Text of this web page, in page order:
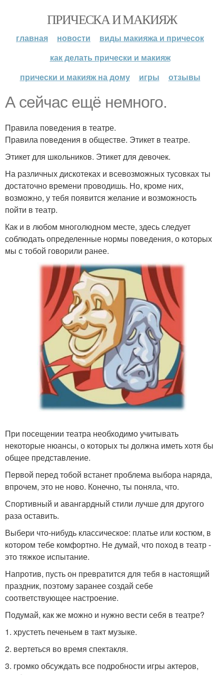
ПРИЧЕСКА И МАКИЯЖ
главная новости
виды макияжа и причесок
как делать прически и макияж
прически и макияж на дому
игры отзывы
А сейчас ещё немного.
Правила поведения в театре.
Правила поведения в обществе. Этикет в театре.
Этикет для школьников. Этикет для девочек.
На различных дискотеках и всевозможных тусовках ты
достаточно времени проводишь. Но, кроме них,
возможно, у тебя появится желание и возможность
пойти в театр.
Как и в любом многолюдном месте, здесь следует
соблюдать определенные нормы поведения, о которых
мы с тобой говорили ранее.
При посещении театра необходимо учитывать
некоторые нюансы, о которых ты должна иметь хотя бы
общее представление.
Первой перед тобой встанет проблема выбора наряда,
впрочем, это не ново. Конечно, ты поняла, что.
Спортивный и авангардный стили лучше для другого
раза оставить.
Выбери что-нибудь классическое: платье или костюм, в
котором тебе комфортно. Не думай, что поход в театр -
это тяжкое испытание.
Напротив, пусть он превратится для тебя в настоящий
праздник, поэтому заранее создай себе
соответствующее настроение.
Подумай, как же можно и нужно вести себя в театре?
1. хрустеть печеньем в такт музыке.
2. вертеться во время спектакля.
3. громко обсуждать все подробности игры актеров,